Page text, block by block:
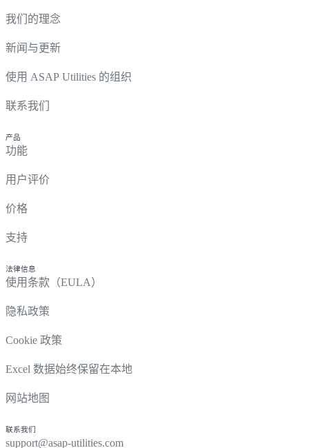
我们的理念
新闻与更新
使用 ASAP Utilities 的组织
联系我们
产品
功能
用户评价
价格
支持
法律信息
使用条款（EULA）
隐私政策
Cookie 政策
Excel 数据始终保留在本地
网站地图
联系我们
support@asap-utilities.com